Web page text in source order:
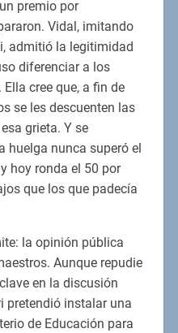
premio por
Vidal, imitando
admitió la legitimidad
diferenciar a los
cree que, a fin de
se les descuenten las
grieta. Y se
huelga nunca superó el
hoy ronda el 50 por
que los que padecía
la opinión pública
Aunque repudie
en la discusión
pretendió instalar una
de Educación para